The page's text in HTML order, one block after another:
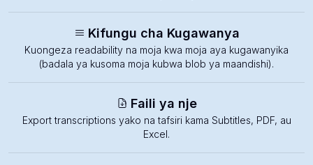
Kifungu cha Kugawanya
Kuongeza readability na moja kwa moja aya kugawanyika
(badala ya kusoma moja kubwa blob ya maandishi).
Faili ya nje
Export transcriptions yako na tafsiri kama Subtitles, PDF, au
Excel.